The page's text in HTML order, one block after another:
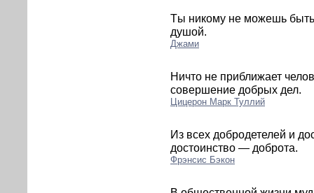
Tы никому не можешь
душой.
Джами
Ничто не приближает
совершение добрых дел.
Цицерон Марк Туллий
Из всех добродетелей и
достоинство — доброта.
Фрэнсис Бэкон